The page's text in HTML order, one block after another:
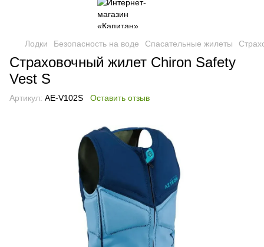
Лодки Безопасность на воде Спасательные жилеты
Страховочный жилет Chiron Safety
Vest S
Артикул: AE-V102S Оставить отзыв